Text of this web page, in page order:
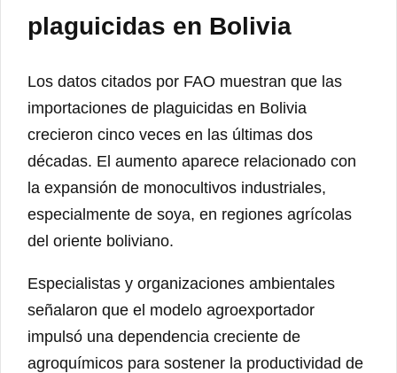
plaguicidas en Bolivia
Los datos citados por FAO muestran que las
importaciones de plaguicidas en Bolivia
crecieron cinco veces en las últimas dos
décadas. El aumento aparece relacionado con
la expansión de monocultivos industriales,
especialmente de soya, en regiones agrícolas
del oriente boliviano.
Especialistas y organizaciones ambientales
señalaron que el modelo agroexportador
impulsó una dependencia creciente de
agroquímicos para sostener la productividad de